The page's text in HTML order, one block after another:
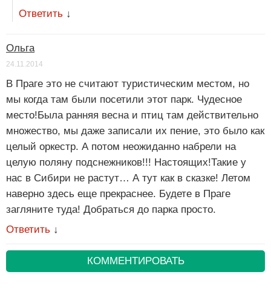
Ответить ↓
Ольга
24.11.2014
В Праге это не считают туристическим местом, но
мы когда там были посетили этот парк. Чудесное
место!Была ранняя весна и птиц там действительно
множество, мы даже записали их пение, это было как
целый оркестр. А потом неожиданно набрели на
целую поляну подснежников!!! Настоящих!Такие у
нас в Сибири не растут… А тут как в сказке! Летом
наверно здесь еще прекраснее. Будете в Праге
загляните туда! Добраться до парка просто.
Ответить ↓
КОММЕНТИРОВАТЬ